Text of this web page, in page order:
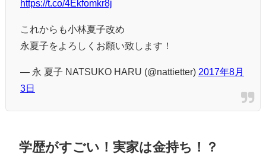
https://t.co/4Ekfomkr8j
これからも小林夏子改め
永夏子をよろしくお願い致します！
— 永 夏子 NATSUKO HARU (@nattietter) 2017年8月
3日
学歴がすごい！実家は金持ち！？